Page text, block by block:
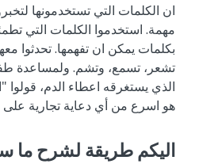
ان الكلمات التي تستخدمونها
مهمة. استخدموا الكلمات التي
بكلمات يمكن ان تفهمها. تحدثوا
تشعر، تسمع، وتشم. ولمساعدة
الذي يستغرقه اعطاء الدم،
هو اسرع من أي دعاية تجارية
اليكم طريقة لشرح ما